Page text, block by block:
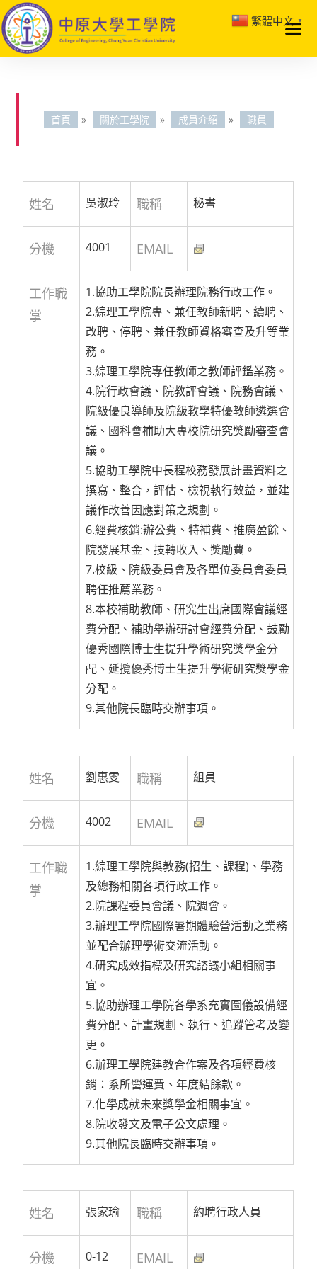
首頁 » 關於工學院 » 成員介紹 » 職員
姓名 吳淑玲 職稱 秘書
分機 4001 EMAIL
工作職
掌
1.協助工學院院長辦理院務行政工作。
2.綜理工學院專、兼任教師新聘、續聘、
改聘、停聘、兼任教師資格審查及升等業
務。
3.綜理工學院專任教師之教師評鑑業務。
4.院行政會議、院教評會議、院務會議、
院級優良導師及院級教學特優教師遴選會
議、國科會補助大專校院研究獎勵審查會
議。
5.協助工學院中長程校務發展計畫資料之
撰寫、整合，評估、檢視執行效益，並建
議作改善因應對策之規劃。
6.經費核銷:辦公費、特補費、推廣盈餘、
院發展基金、技轉收入、獎勵費。
7.校級、院級委員會及各單位委員會委員
聘任推薦業務。
8.本校補助教師、研究生出席國際會議經
費分配、補助舉辦研討會經費分配、鼓勵
優秀國際博士生提升學術研究獎學金分
配、延攬優秀博士生提升學術研究獎學金
分配。
9.其他院長臨時交辦事項。
姓名 劉惠雯 職稱 組員
分機 4002 EMAIL
工作職
掌
1.綜理工學院與教務(招生、課程)、學務
及總務相關各項行政工作。
2.院課程委員會議、院週會。
3.辦理工學院國際暑期體驗營活動之業務
並配合辦理學術交流活動。
4.研究成效指標及研究諮議小組相關事
宜。
5.協助辦理工學院各學系充實圖儀設備經
費分配、計畫規劃、執行、追蹤管考及變
更。
6.辦理工學院建教合作案及各項經費核
銷：系所營運費、年度結餘款。
7.化學成就未來獎學金相關事宜。
8.院收發文及電子公文處理。
9.其他院長臨時交辦事項。
姓名 張家瑜 職稱 約聘行政人員
分機 0-12 EMAIL
繁體中文 ▼